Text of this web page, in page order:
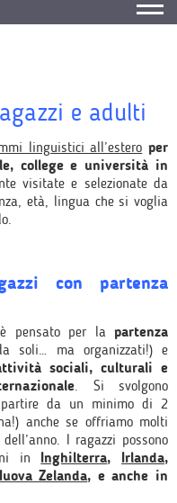
e adulti
linguistici all’estero per
college e università in
visitate e selezionate da
età, lingua che si voglia
con partenza
pensato per la partenza
soli… ma organizzati!) e
sociali, culturali e
. Si svolgono
partire da un minimo di 2
anche se offriamo molti
I ragazzi possono
in Inghilterra, Irlanda,
Zelanda, e anche in